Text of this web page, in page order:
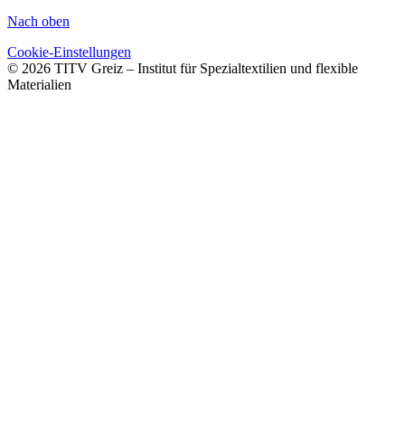
Nach oben
Cookie-Einstellungen
© 2026 TITV Greiz – Institut für Spezialtextilien und flexible
Materialien